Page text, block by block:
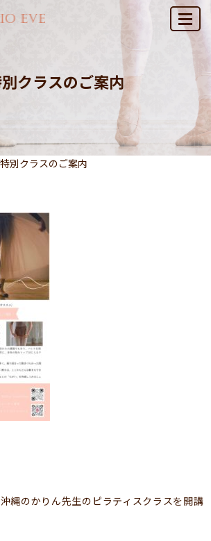
MENU
クラスのご案内
特別クラスのご案内
縄のかりん先生のピラティスクラスを開講